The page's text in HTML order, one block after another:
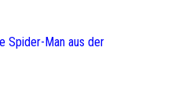
Spider-Man aus der